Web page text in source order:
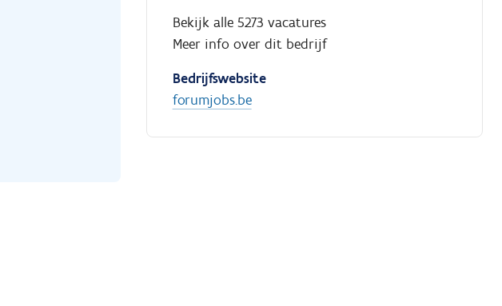
Bekijk alle 5273 vacatures
Meer info over dit bedrijf
Bedrijfswebsite
forumjobs.be